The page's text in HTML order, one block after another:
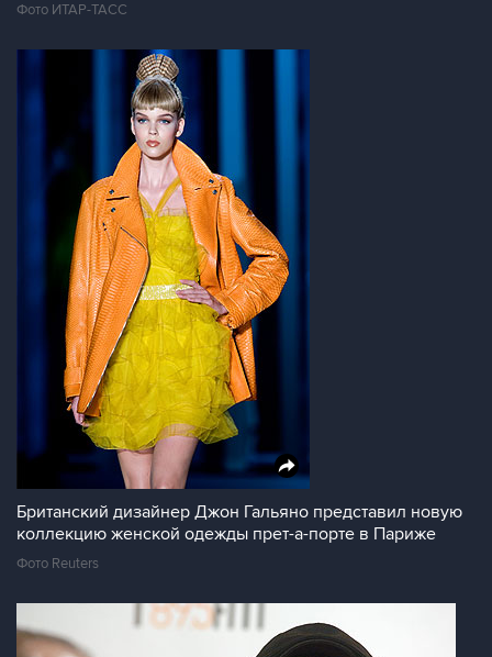
Фото ИТАР-ТАСС
Британский дизайнер Джон Гальяно представил новую
коллекцию женской одежды прет-а-порте в Париже
Фото Reuters